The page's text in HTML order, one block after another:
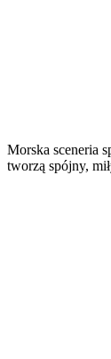
Morska sceneria
tworzą spójny,